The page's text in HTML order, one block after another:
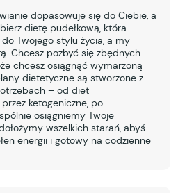
dopasowuje się do Ciebie, a
dietę pudełkową, która
Twojego stylu życia, a my
Chcesz pozbyć się zbędnych
chcesz osiągnąć wymarzoną
dietetyczne są stworzone z
– od diet
ketogeniczne, po
osiągniemy Twoje
wszelkich starań, abyś
energii i gotowy na codzienne